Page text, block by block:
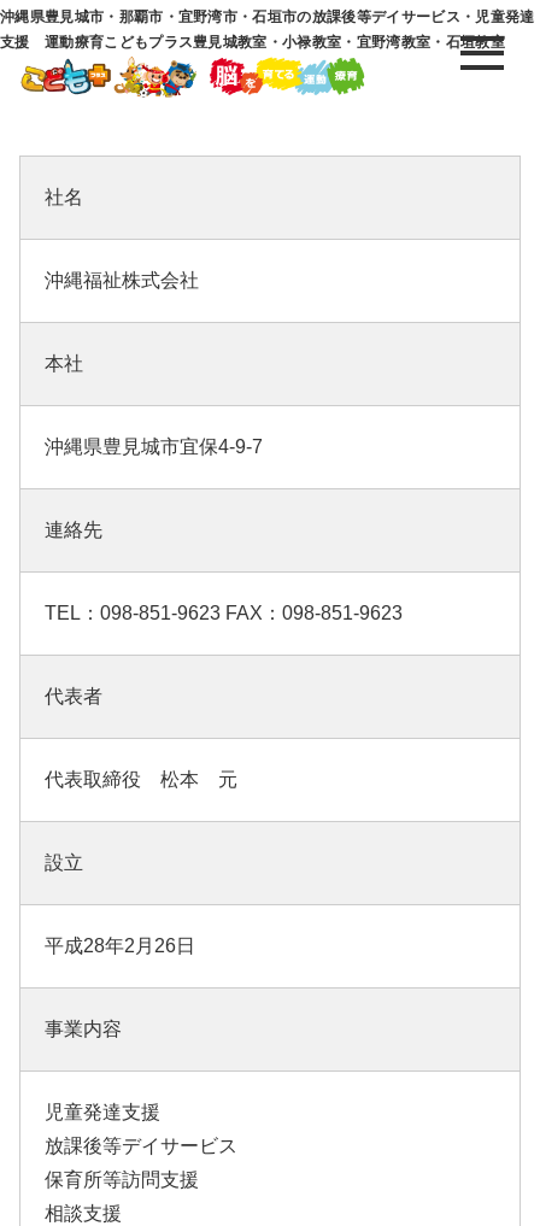
沖縄県豊見城市・那覇市・宜野湾市・石垣市の放課後等デイサービス・児童発達
支援 運動療育こどもプラス豊見城教室・小禄教室・宜野湾教室・石垣教室
社名
沖縄福祉株式会社
本社
沖縄県豊見城市宜保4-9-7
連絡先
TEL：098-851-9623 FAX：098-851-9623
代表者
代表取締役 松本 元
設立
平成28年2月26日
事業内容
児童発達支援
放課後等デイサービス
保育所等訪問支援
相談支援